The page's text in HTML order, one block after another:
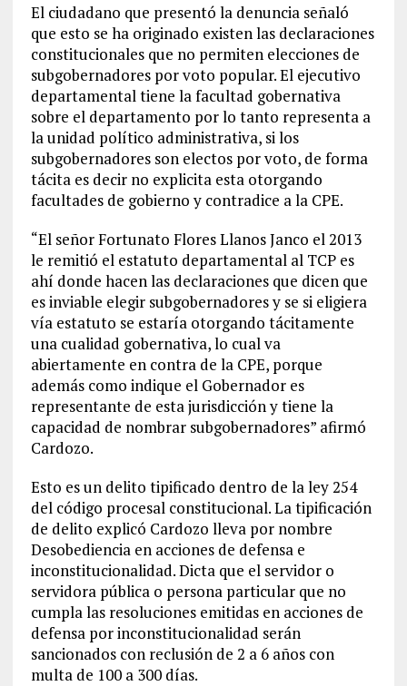
El ciudadano que presentó la denuncia señaló
que esto se ha originado existen las declaraciones
constitucionales que no permiten elecciones de
subgobernadores por voto popular. El ejecutivo
departamental tiene la facultad gobernativa
sobre el departamento por lo tanto representa a
la unidad político administrativa, si los
subgobernadores son electos por voto, de forma
tácita es decir no explicita esta otorgando
facultades de gobierno y contradice a la CPE.
“El señor Fortunato Flores Llanos Janco el 2013
le remitió el estatuto departamental al TCP es
ahí donde hacen las declaraciones que dicen que
es inviable elegir subgobernadores y se si eligiera
vía estatuto se estaría otorgando tácitamente
una cualidad gobernativa, lo cual va
abiertamente en contra de la CPE, porque
además como indique el Gobernador es
representante de esta jurisdicción y tiene la
capacidad de nombrar subgobernadores” afirmó
Cardozo.
Esto es un delito tipificado dentro de la ley 254
del código procesal constitucional. La tipificación
de delito explicó Cardozo lleva por nombre
Desobediencia en acciones de defensa e
inconstitucionalidad. Dicta que el servidor o
servidora pública o persona particular que no
cumpla las resoluciones emitidas en acciones de
defensa por inconstitucionalidad serán
sancionados con reclusión de 2 a 6 años con
multa de 100 a 300 días.